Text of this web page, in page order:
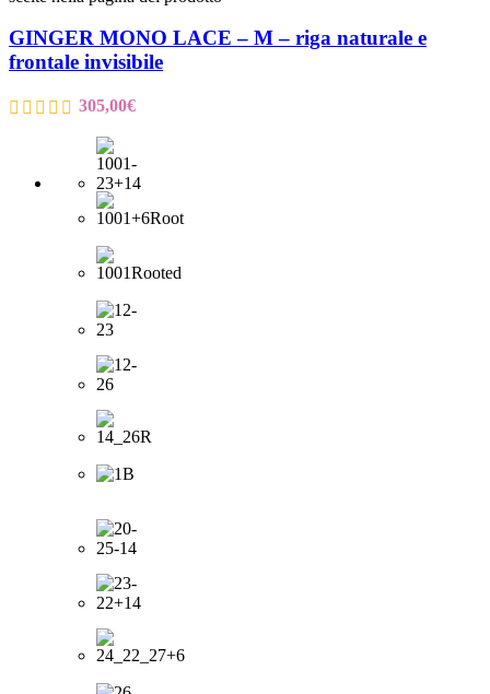
GINGER MONO LACE – M – riga naturale e
frontale invisibile
305,00€